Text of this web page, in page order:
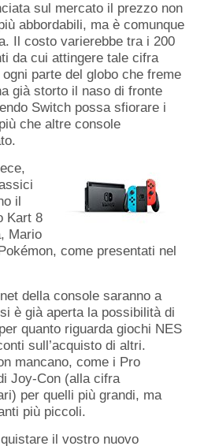
sul mercato il prezzo non
abbordabili, ma è comunque
Il costo varierebbe tra i 200
da cui attingere tale cifra
parte del globo che freme
già storto il naso di fronte
Switch possa sfiorare i
che altre console
il
Kart 8
Mario
come presentati nel
della console saranno a
è già aperta la possibilità di
quanto riguarda giochi NES
sull’acquisto di altri.
mancano, come i Pro
Joy-Con (alla cifra
per quelli più grandi, ma
più piccoli.
il vostro nuovo